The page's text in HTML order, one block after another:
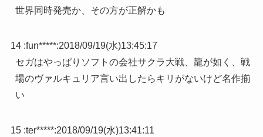
世界同時発売か、その方が正解かも
14 :fun*****:2018/09/19(水)13:45:17
セガはやっぱりソフトの会社サクラ大戦、龍が如く、戦
場のヴァルキュリア言い出したらキリがないけど名作揃
い
15 :ter*****:2018/09/19(水)13:41:11